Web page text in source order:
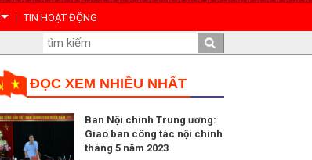
TIN HOẠT ĐỘNG
ĐỌC XEM NHIỀU NHẤT
Ban Nội chính Trung ương:
Giao ban công tác nội chính
tháng 5 năm 2023